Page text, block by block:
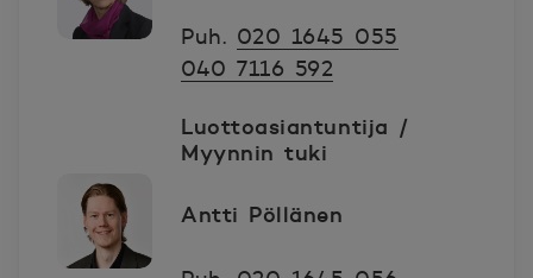
Puh. 020 1645 055
040 7116 592
Luottoasiantuntija /
Myynnin tuki
Antti Pöllänen